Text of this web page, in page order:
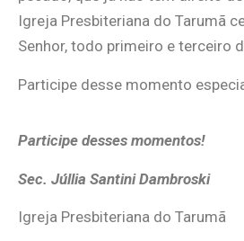
Igreja Presbiteriana do Tarumã
Senhor, todo primeiro e terceiro
Participe desse momento
Participe desses momentos!
Sec. Júllia Santini Dambroski
Igreja Presbiteriana do Tarumã